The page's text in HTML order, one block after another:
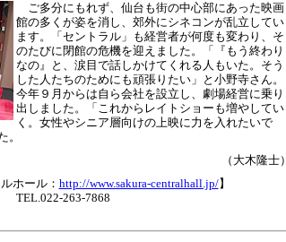
ご多分にもれず、仙台も街の中心部にあった映画
館の多くが姿を消し、郊外にシネコンが乱立してい
ます。「セントラル」も経営者が何度も変わり、そ
のたびに閉館の危機を迎えました。「『もう終わり
なの』と、涙目で話しかけてくれる人もいた。そう
した人たちのためにも頑張りたい」と小野寺さん。
今年９月からは自ら会社を設立し、劇場経営に乗り
出しました。「これからレイトショーも増やしてい
く。女性やシニア層向けの上映に力を入れたいで
。
（大木隆士）
ホール： http://www.sakura-centralhall.jp/】
TEL.022-263-7868